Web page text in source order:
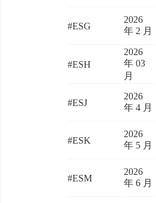
#ESG
2026
年 2 月
#ESH
2026
年 03
月
#ESJ
2026
年 4 月
#ESK
2026
年 5 月
#ESM
2026
年 6 月